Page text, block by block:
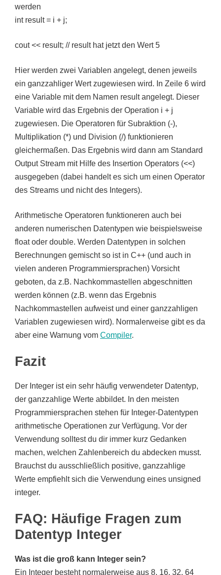
werden
int result = i + j;
cout << result; // result hat jetzt den Wert 5
Hier werden zwei Variablen angelegt, denen jeweils
ein ganzzahliger Wert zugewiesen wird. In Zeile 6 wird
eine Variable mit dem Namen result angelegt. Dieser
Variable wird das Ergebnis der Operation i + j
zugewiesen. Die Operatoren für Subraktion (-),
Multiplikation (*) und Division (/) funktionieren
gleichermaßen. Das Ergebnis wird dann am Standard
Output Stream mit Hilfe des Insertion Operators (<<)
ausgegeben (dabei handelt es sich um einen Operator
des Streams und nicht des Integers).
Arithmetische Operatoren funktioneren auch bei
anderen numerischen Datentypen wie beispielsweise
float oder double. Werden Datentypen in solchen
Berechnungen gemischt so ist in C++ (und auch in
vielen anderen Programmiersprachen) Vorsicht
geboten, da z.B. Nachkommastellen abgeschnitten
werden können (z.B. wenn das Ergebnis
Nachkommastellen aufweist und einer ganzzahligen
Variablen zugewiesen wird). Normalerweise gibt es da
aber eine Warnung vom Compiler.
Fazit
Der Integer ist ein sehr häufig verwendeter Datentyp,
der ganzzahlige Werte abbildet. In den meisten
Programmiersprachen stehen für Integer-Datentypen
arithmetische Operationen zur Verfügung. Vor der
Verwendung solltest du dir immer kurz Gedanken
machen, welchen Zahlenbereich du abdecken musst.
Brauchst du ausschließlich positive, ganzzahlige
Werte empfiehlt sich die Verwendung eines unsigned
integer.
FAQ: Häufige Fragen zum
Datentyp Integer
Was ist die groß kann Integer sein?
Ein Integer besteht normalerweise aus 8, 16, 32, 64